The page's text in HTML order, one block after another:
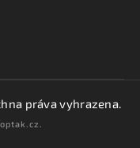
práva vyhrazena.